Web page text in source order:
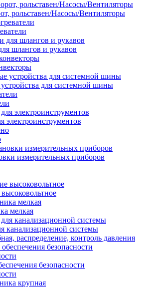
рольставен/Насосы/Вентиляторы
шлангов и рукавов
для системной шины
электроинструментов
измерительных приборов
мелкая
канализационной системы
распределение, контроль давления
безопасности